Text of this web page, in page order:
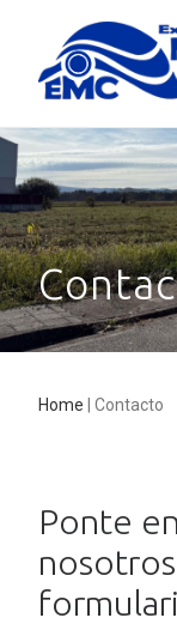
EMC
MINERÍA
SALAVE
NOTICIAS
CONTACTO
Home Contacto
Ponte